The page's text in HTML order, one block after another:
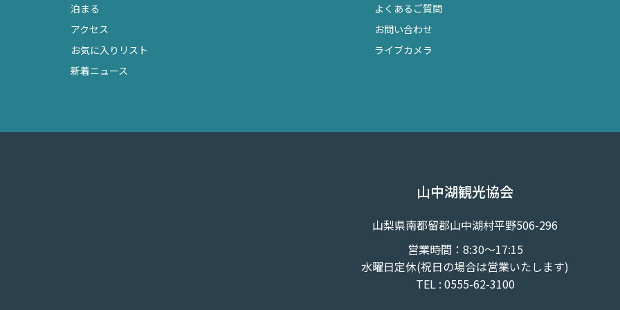
泊まる
アクセス
お気に入りリスト
新着ニュース
よくあるご質問
お問い合わせ
ライブカメラ
山中湖観光協会
山梨県南都留郡山中湖村平野506-296
営業時間：8:30～17:15
水曜日定休(祝日の場合は営業いたします)
TEL : 0555-62-3100